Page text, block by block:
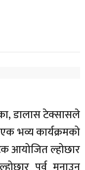
डालास टेक्सासले
भव्य कार्यक्रमको
आयोजित ल्होछार